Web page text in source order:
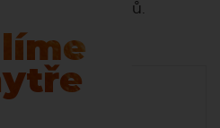
citrusů.